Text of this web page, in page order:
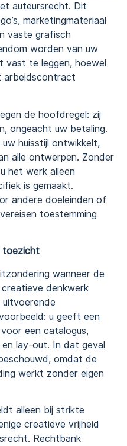
auteursrecht. Dit
marketingmateriaal
vaste grafisch
worden van uw
te leggen, hoewel
arbeidscontract
de hoofdregel: zij
ongeacht uw betaling.
huisstijl ontwikkelt,
alle ontwerpen. Zonder
het werk alleen
is gemaakt.
andere doeleinden of
toestemming
toezicht
wanneer de
denkwerk
u geeft een
een catalogus,
en lay-out. In dat geval
omdat de
werkt zonder eigen
alleen bij strikte
creatieve vrijheid
Rechtbank